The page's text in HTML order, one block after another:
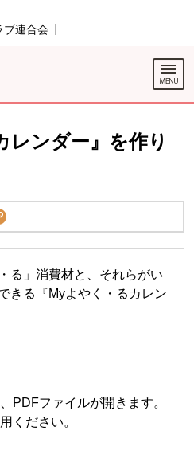
ブ連合会
です。
プする
。
レンダー』を作り
る」消費材と、それらがい
きる『Myよやく・るカレン
PDFファイルが開きます。
ください。